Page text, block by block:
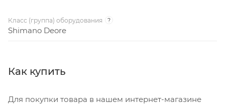
Класс (группа) оборудования ?
Shimano Deore
Как купить
Для покупки товара в нашем интернет-магазине